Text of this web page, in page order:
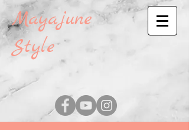
Mayajune
Style